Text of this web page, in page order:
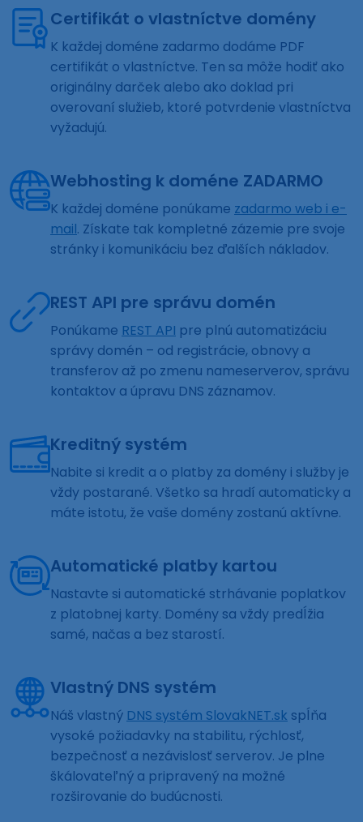
Certifikát o vlastníctve domény
K každej doméne zadarmo dodáme PDF
certifikát o vlastníctve. Ten sa môže hodiť ako
originálny darček alebo ako doklad pri
overovaní služieb, ktoré potvrdenie vlastníctva
vyžadujú.
Webhosting k doméne ZADARMO
K každej doméne ponúkame zadarmo web i e-
mail. Získate tak kompletné zázemie pre svoje
stránky i komunikáciu bez ďalších nákladov.
REST API pre správu domén
Ponúkame REST API pre plnú automatizáciu
správy domén – od registrácie, obnovy a
transferov až po zmenu nameserverov, správu
kontaktov a úpravu DNS záznamov.
Kreditný systém
Nabite si kredit a o platby za domény i služby je
vždy postarané. Všetko sa hradí automaticky a
máte istotu, že vaše domény zostanú aktívne.
Automatické platby kartou
Nastavte si automatické strhávanie poplatkov
z platobnej karty. Domény sa vždy predĺžia
samé, načas a bez starostí.
Vlastný DNS systém
Náš vlastný DNS systém SlovakNET.sk spĺňa
vysoké požiadavky na stabilitu, rýchlosť,
bezpečnosť a nezávislosť serverov. Je plne
škálovateľný a pripravený na možné
rozširovanie do budúcnosti.